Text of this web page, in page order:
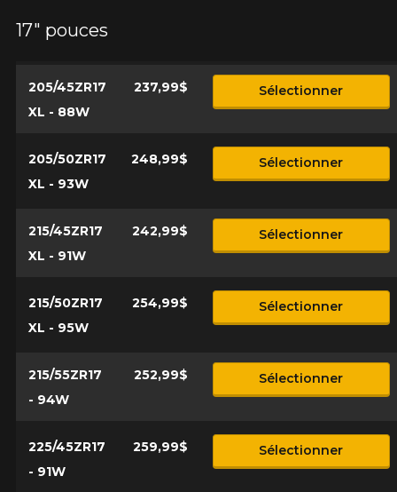
17" pouces
205/45ZR17
XL - 88W
237,99$ Sélectionner
205/50ZR17
XL - 93W
248,99$ Sélectionner
215/45ZR17
XL - 91W
242,99$ Sélectionner
215/50ZR17
XL - 95W
254,99$ Sélectionner
215/55ZR17
- 94W
252,99$ Sélectionner
225/45ZR17
- 91W
259,99$ Sélectionner